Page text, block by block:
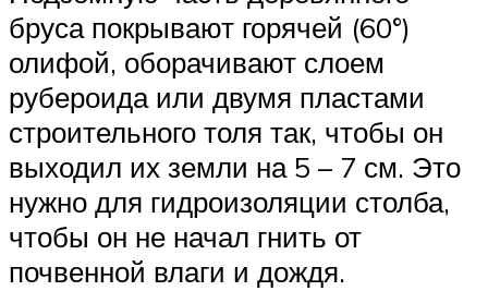
бруса покрывают горячей (60°)
олифой, оборачивают слоем
рубероида или двумя пластами
строительного толя так, чтобы он
выходил их земли на 5 – 7 см. Это
нужно для гидроизоляции столба,
чтобы он не начал гнить от
почвенной влаги и дождя.